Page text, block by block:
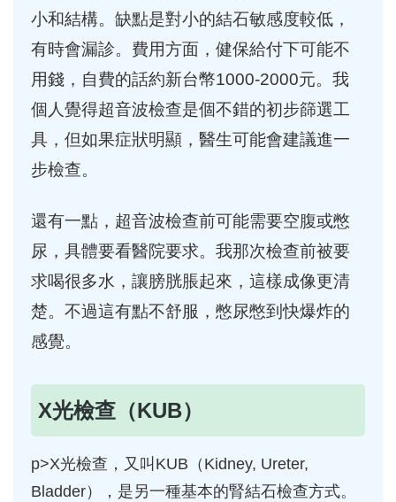
小和結構。缺點是對小的結石敏感度較低，
有時會漏診。費用方面，健保給付下可能不
用錢，自費的話約新台幣1000-2000元。我
個人覺得超音波檢查是個不錯的初步篩選工
具，但如果症狀明顯，醫生可能會建議進一
步檢查。
還有一點，超音波檢查前可能需要空腹或憋
尿，具體要看醫院要求。我那次檢查前被要
求喝很多水，讓膀胱脹起來，這樣成像更清
楚。不過這有點不舒服，憋尿憋到快爆炸的
感覺。
X光檢查（KUB）
p>X光檢查，又叫KUB（Kidney, Ureter,
Bladder），是另一種基本的腎結石檢查方式。